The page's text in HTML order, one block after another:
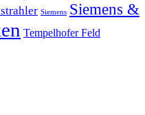
Siemens Siemens &
Tempelhofer Feld